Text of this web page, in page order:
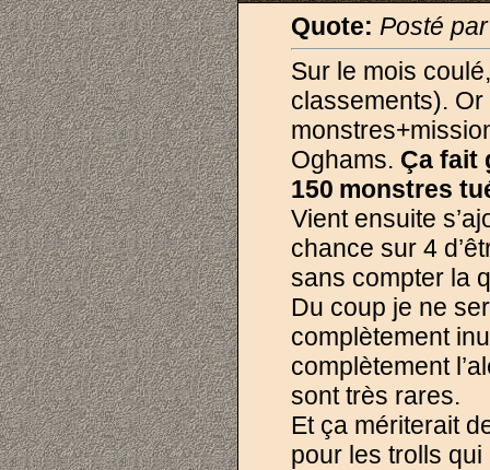
Quote: Posté
Sur le mois
classements).
Oghams. Ça fait
150 monstres
Vient ensuite
chance sur 4
sans compter la
Du coup je ne
complètement
complètement
sont très rares.
Et ça mériterait
pour les trolls